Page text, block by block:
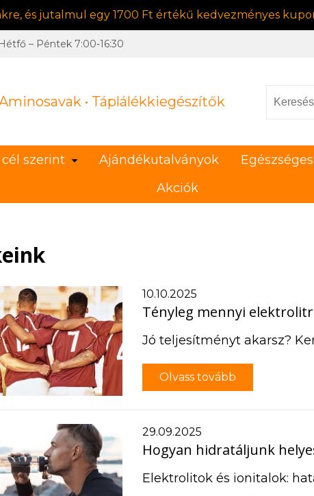
és jutalmul egy 1700 Ft értékű kedvezményes
• Táplálékkiegészítők
– Péntek 7:00-16:30
szerint Ajándékutalványok
Akciók
10.10.2025
Tényleg mennyi
Jó teljesítményt akarsz?
Olvass tovább
29.09.2025
Hogyan hidratáljunk
Elektrolitok és ionitalok: